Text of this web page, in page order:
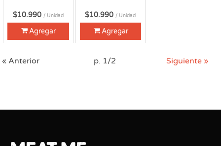
$10.990 / Unidad
Agregar
$10.990 / Unidad
Agregar
« Anterior p. 1/2 Siguiente »